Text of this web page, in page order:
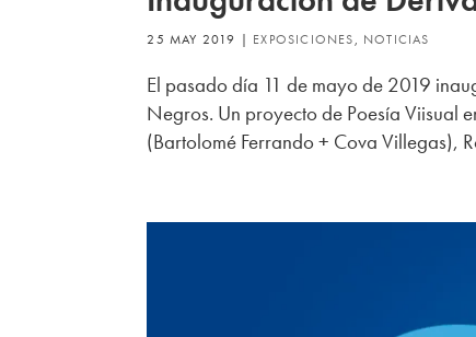
25 MAY 2019 | EXPOSICIONES, NOTICIAS
El pasado día 11 de mayo de 2019
Negros. Un proyecto de Poesía Viisual
(Bartolomé Ferrando + Cova Villegas),